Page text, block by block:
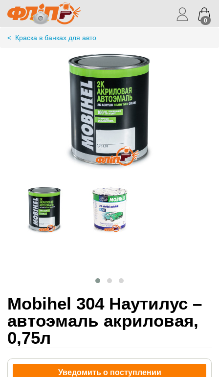
0
< Краска в банках для авто
Mobihel 304 Наутилус –
автоэмаль акриловая,
0,75л
Уведомить о поступлении